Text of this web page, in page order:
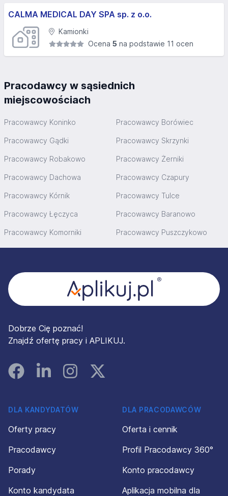
CALMA MEDICAL DAY SPA sp. z o.o.
Kamionki
Ocena 5 na podstawie 11 ocen
Pracodawcy w sąsiednich
miejscowościach
Pracowawcy Koninko Pracowawcy Borówiec
Pracowawcy Gądki Pracowawcy Skrzynki
Pracowawcy Robakowo Pracowawcy Żerniki
Pracowawcy Dachowa Pracowawcy Czapury
Pracowawcy Kórnik Pracowawcy Tulce
Pracowawcy Łęczyca Pracowawcy Baranowo
Pracowawcy Komorniki Pracowawcy Puszczykowo
Dobrze Cię poznać!
Znajdź ofertę pracy i APLIKUJ.
FacebookLinked InInstagramInstagram
DLA KANDYDATÓW
Oferty pracy
Pracodawcy
Porady
Konto kandydata
DLA PRACODAWCÓW
Oferta i cennik
Profil Pracodawcy 360°
Konto pracodawcy
Aplikacja mobilna dla